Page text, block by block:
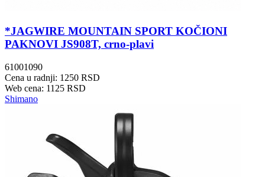
*JAGWIRE MOUNTAIN SPORT KOČIONI
PAKNOVI JS908T, crno-plavi
61001090
Cena u radnji: 1250 RSD
Web cena: 1125 RSD
Shimano